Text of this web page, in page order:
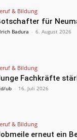
& Bildung
für
Badura - 6. August 2026
& Bildung
Fachkräfte
ub - 16. Juli 2026
& Bildung
erneut ein